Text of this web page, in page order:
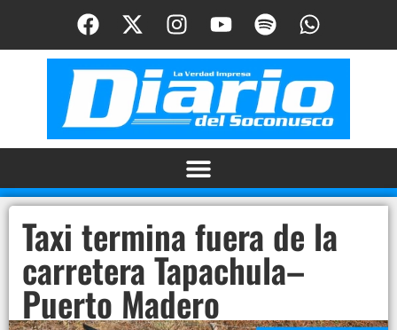
Taxi termina fuera de la
carretera Tapachula–
Puerto Madero